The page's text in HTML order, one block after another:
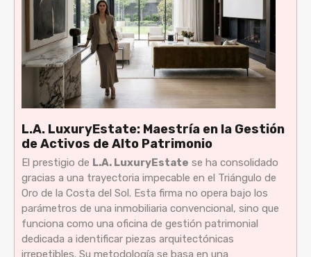
L.A. LuxuryEstate: Maestría en la Gestión
de Activos de Alto Patrimonio
El prestigio de L.A. LuxuryEstate se ha consolidado
gracias a una trayectoria impecable en el Triángulo de
Oro de la Costa del Sol. Esta firma no opera bajo los
parámetros de una inmobiliaria convencional, sino que
funciona como una oficina de gestión patrimonial
dedicada a identificar piezas arquitectónicas
irrepetibles. Su metodología se basa en una